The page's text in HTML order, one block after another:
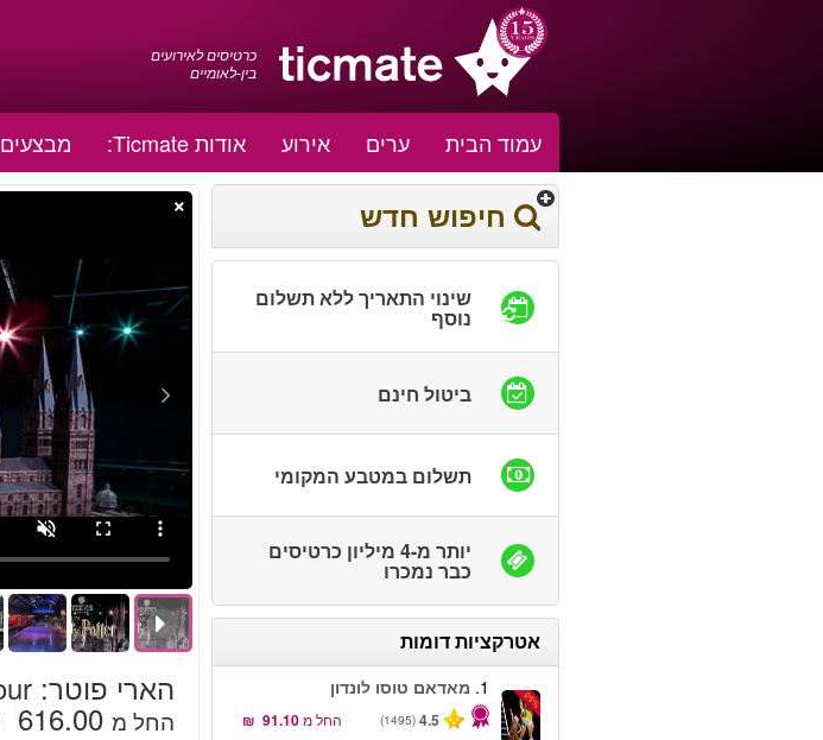
כרטיסים לאירועים
בין-לאומיים
עמוד הבית ערים אירוע אודות Ticmate: מבצעים
חיפוש חדש
שינוי התאריך ללא תשלום
נוסף
ביטול חינם
תשלום במטבע המקומי
יותר מ-4 מיליון כרטיסים
כבר נמכרו
אטרקציות דומות
-25%
1. מאדאם טוסו לונדון
4.5
(1495) החל מ‏91.10 ‏ ₪
×
הארי פוטר: Warner Bros. Studio Tour לונדון
החל מ ‏616.00 ‏ ₪